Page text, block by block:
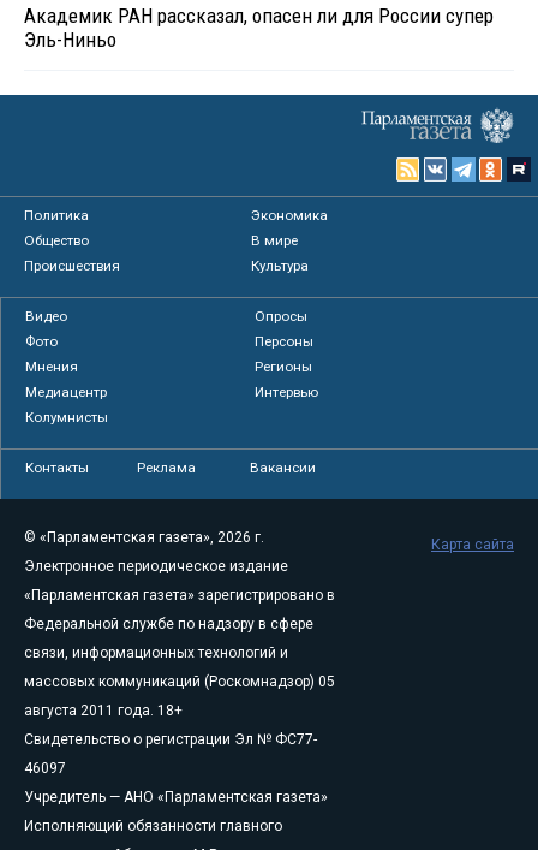
Академик РАН рассказал, опасен ли для России супер
Эль-Ниньо
Политика
Экономика
Общество
В мире
Происшествия
Культура
Видео
Опросы
Фото
Персоны
Мнения
Регионы
Медиацентр
Интервью
Колумнисты
Контакты Реклама Вакансии
© «Парламентская газета», 2026 г.
Электронное периодическое издание
«Парламентская газета» зарегистрировано в
Федеральной службе по надзору в сфере
связи, информационных технологий и
массовых коммуникаций (Роскомнадзор) 05
августа 2011 года. 18+
Свидетельство о регистрации Эл № ФС77-
46097
Учредитель — АНО «Парламентская газета»
Исполняющий обязанности главного
Карта сайта